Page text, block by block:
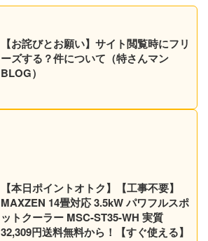
【お詫びとお願い】サイト閲覧時にフリ
ーズする？件について（特さんマン
BLOG）
【本日ポイントオトク】【工事不要】
MAXZEN 14畳対応 3.5kW パワフルスポ
ットクーラー MSC-ST35-WH 実質
32,309円送料無料から！【すぐ使える】